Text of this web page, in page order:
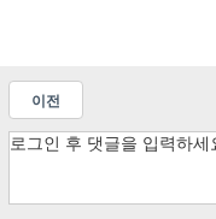
이전